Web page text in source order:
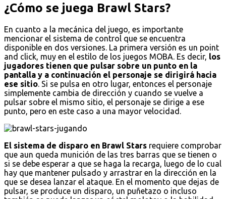
¿Cómo se juega Brawl Stars?
En cuanto a la mecánica del juego, es importante
mencionar el sistema de control que se encuentra
disponible en dos versiones. La primera versión es un point
and click, muy en el estilo de los juegos MOBA. Es decir, los
jugadores tienen que pulsar sobre un punto en la
pantalla y a continuación el personaje se dirigirá hacia
ese sitio. Si se pulsa en otro lugar, entonces el personaje
simplemente cambia de dirección y cuando se vuelve a
pulsar sobre el mismo sitio, el personaje se dirige a ese
punto, pero en este caso a una mayor velocidad.
El sistema de disparo en Brawl Stars requiere comprobar
que aun queda munición de las tres barras que se tienen o
si se debe esperar a que se haga la recarga, luego de lo cual
hay que mantener pulsado y arrastrar en la dirección en la
que se desea lanzar el ataque. En el momento que dejas de
pulsar, se produce un disparo, un puñetazo o incluso